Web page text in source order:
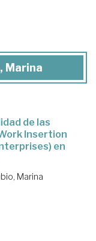
Marina
de las
Insertion
en
Marina